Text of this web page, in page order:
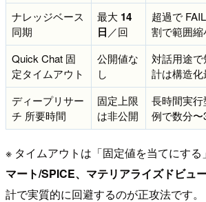
ナレッジベース
同期
最大 14
日 ／回
超過で
割で範囲縮
Quick Chat 固
定タイムアウト
公開値な
し
対話用途
計は構造
ディープリサー
チ 所要時間
固定上限
は非公開
長時間実
例で数分〜
※ タイムアウトは「固定値を当てにする
マート/SPICE、マテリアライズドビュ
計で実質的に回避するのが正攻法です。